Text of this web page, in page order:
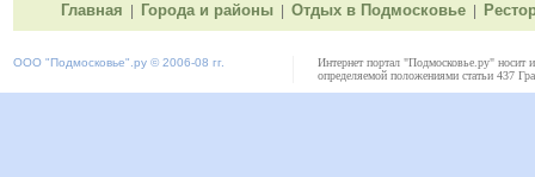
Главная Города и районы Отдых в Подмосковье
ООО "Подмосковье" .ру © 2006-08 гг.
Интернет портал "Подмосковье.ру" носит
определяемой положениями статьи 437